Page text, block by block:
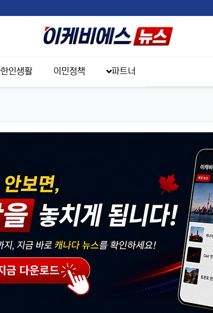
한인생활 이민정책
파트너